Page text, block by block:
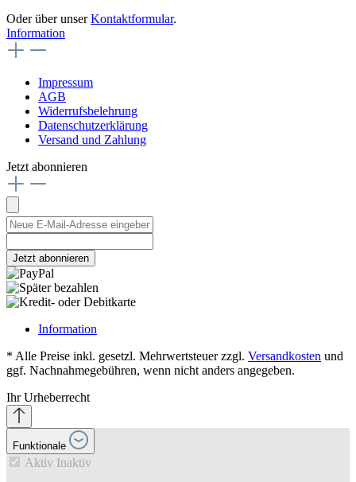
Oder über unserKontaktformular.
Information
Impressum
AGB
Widerrufsbelehrung
Datenschutzerklärung
Versand und Zahlung
Jetzt abonnieren
Jetzt abonnieren
Information
* Alle Preise inkl. gesetzl. Mehrwertsteuer zzgl. Versandkosten und
ggf. Nachnahmegebühren, wenn nicht anders angegeben.
Ihr Urheberrecht
Funktionale
Aktiv Inaktiv